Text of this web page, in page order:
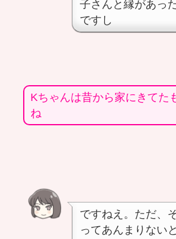
子さんと縁があっ
ですし
Kちゃんは昔から家にきてた
ね
ですねえ。ただ、
ってあんまりない